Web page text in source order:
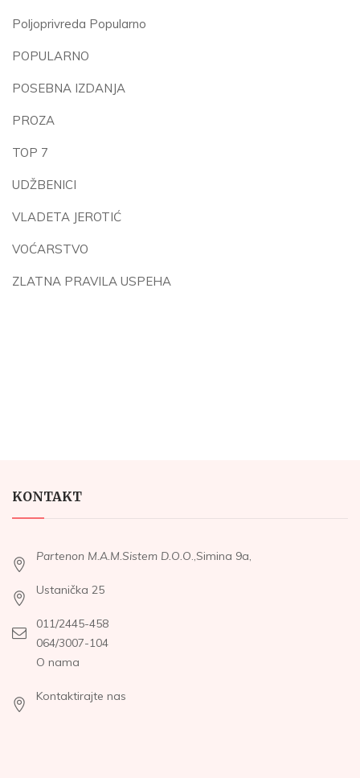
Poljoprivreda Popularno
POPULARNO
POSEBNA IZDANJA
PROZA
TOP 7
UDŽBENICI
VLADETA JEROTIĆ
VOĆARSTVO
ZLATNA PRAVILA USPEHA
KONTAKT
Partenon M.A.M.Sistem D.O.O.,Simina 9a,
Ustanička 25
011/2445-458
064/3007-104
O nama
Kontaktirajte nas